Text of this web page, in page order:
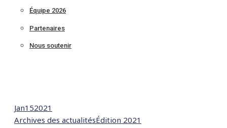
Équipe 2026
Partenaires
Nous soutenir
Jan152021
Archives des actualitésÉdition 2021